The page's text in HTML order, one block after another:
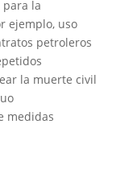
la
ejemplo, uso
petroleros
la muerte civil
medidas